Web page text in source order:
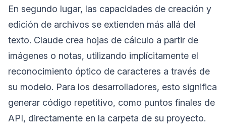
En segundo lugar, las capacidades de creación y
edición de archivos se extienden más allá del
texto. Claude crea hojas de cálculo a partir de
imágenes o notas, utilizando implícitamente el
reconocimiento óptico de caracteres a través de
su modelo. Para los desarrolladores, esto significa
generar código repetitivo, como puntos finales de
API, directamente en la carpeta de su proyecto.